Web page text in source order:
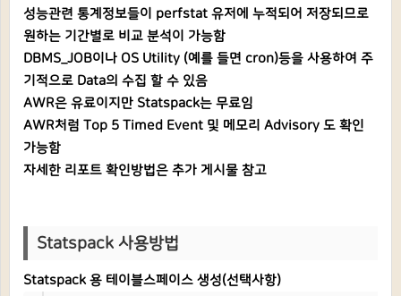
성능관련 통계정보들이 perfstat 유저에 누적되어 저장되므로
원하는 기간별로 비교 분석이 가능함
DBMS_JOB이나 OS Utility (예를 들면 cron)등을 사용하여 주
기적으로 Data의 수집 할 수 있음
AWR은 유료이지만 Statspack는 무료임
AWR처럼 Top 5 Timed Event 및 메모리 Advisory 도 확인
가능함
자세한 리포트 확인방법은 추가 게시물 참고
Statspack 사용방법
Statspack 용 테이블스페이스 생성(선택사항)